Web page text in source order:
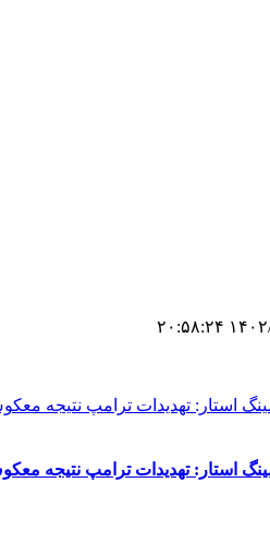
۲۰:۵۸:۲۴
استار: تهدیدات ترامپ نتیجه
استار: تهدیدات ترامپ نتیجه